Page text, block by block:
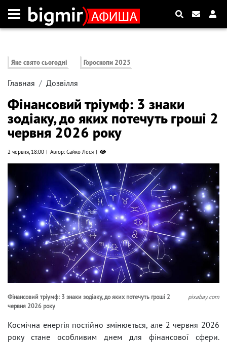
Яке свято сьогодні Гороскопи 2025
Главная Дозвілля
Фінансовий тріумф: 3 знаки
зодіаку, до яких потечуть гроші 2
червня 2026 року
2 червня, 18:00 Автор: Сайко Леся
Фінансовий тріумф: 3 знаки зодіаку, до яких потечуть гроші 2
червня 2026 року
pixabay.com
Космічна енергія постійно змінюється, але 2 червня 2026
року стане особливим днем для фінансової сфери.